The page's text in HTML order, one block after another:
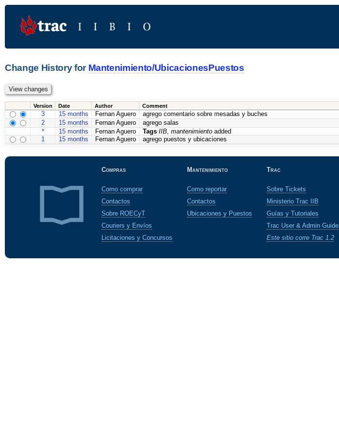
Change History for Mantenimiento/UbicacionesPuestos
Version Date Author Comment
3 15 months Fernan Aguero
agrego comentario sobre mesadas y buches
2
15 months Fernan Aguero
agrego salas
*
15 months Fernan Aguero Tags IIB, mantenimientoadded
1
15 months Fernan Aguero agrego puestos y ubicaciones
Compras
Como comprar
Contactos
Sobre ROECyT
Couriers y Envíos
Licitaciones y Concursos
Mantenimiento
Como reportar
Contactos
Ubicaciones y Puestos
Trac
Sobre Tickets
Ministerio Trac IIB
Guías y Tutoriales
Trac User & Admin Guide
Este sitio corre Trac 1.2